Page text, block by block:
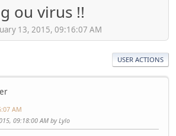
ou virus !!
13, 2015, 09:16:07 AM
USER ACTIONS
AM
09:18:00 AM by Lylo